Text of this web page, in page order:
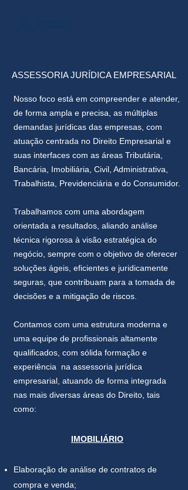
ASSESSORIA JURÍDICA EMPRESARIAL
Nosso foco está em compreender e atender,
de forma ampla e precisa, as múltiplas
demandas jurídicas das empresas, com
atuação centrada no Direito Empresarial e
suas interfaces com as áreas Tributária,
Bancária, Imobiliária, Civil, Administrativa,
Trabalhista, Previdenciária e do Consumidor.
Trabalhamos com uma abordagem
orientada a resultados, aliando análise
técnica rigorosa à visão estratégica do
negócio, sempre com o objetivo de oferecer
soluções ágeis, eficientes e juridicamente
seguras, que contribuam para a tomada de
decisões e a mitigação de riscos.
Contamos com uma estrutura moderna e
uma equipe de profissionais altamente
qualificados, com sólida formação e
experiência na assessoria jurídica
empresarial, atuando de forma integrada
nas mais diversas áreas do Direito, tais
como:
IMOBILIÁRIO
Elaboração de análise de contratos de
compra e venda;